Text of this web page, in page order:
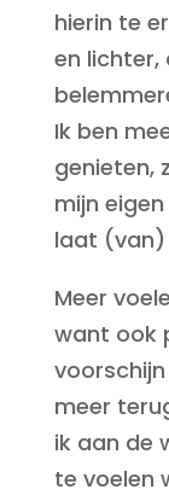
hierin te
en
Ik ben
genieten,
mijn
laat (van)
Meer
want ook
meer
ik aan de
te voelen